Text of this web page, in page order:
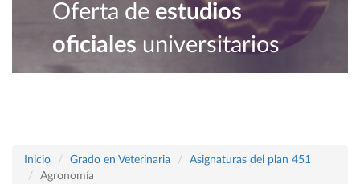
Oferta de estudios
oficiales universitarios
Inicio Grado en Veterinaria
Asignaturas del plan 451
Agronomía